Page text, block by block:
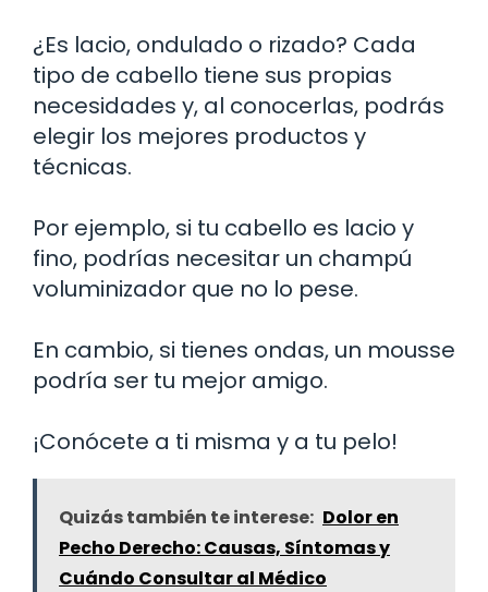
¿Es lacio, ondulado o rizado? Cada
tipo de cabello tiene sus propias
necesidades y, al conocerlas, podrás
elegir los mejores productos y
técnicas.
Por ejemplo, si tu cabello es lacio y
fino, podrías necesitar un champú
voluminizador que no lo pese.
En cambio, si tienes ondas, un mousse
podría ser tu mejor amigo.
¡Conócete a ti misma y a tu pelo!
Quizás también te interese: Dolor en
Pecho Derecho: Causas, Síntomas y
Cuándo Consultar al Médico